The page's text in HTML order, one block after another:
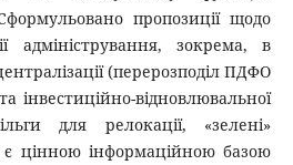
пропозиції щодо
адміністрування, зокрема, в
(перерозподіл ПДФО
інвестиційно-відновлювальної
для релокації, «зелені»
цінною інформаційною базою